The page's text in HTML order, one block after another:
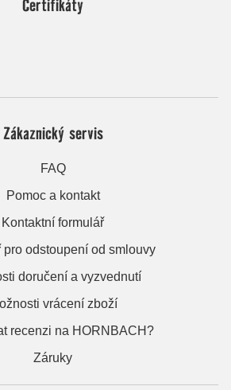
Certifikáty
Zákaznický servis
FAQ
Pomoc a kontakt
Kontaktní formulář
pro odstoupení od smlouvy
doručení a vyzvednutí
vrácení zboží
recenzi na HORNBACH?
Záruky